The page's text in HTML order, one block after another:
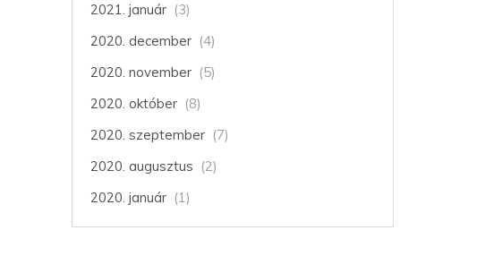
2021. január (3)
2020. december (4)
2020. november (5)
2020. október (8)
2020. szeptember (7)
2020. augusztus (2)
2020. január (1)